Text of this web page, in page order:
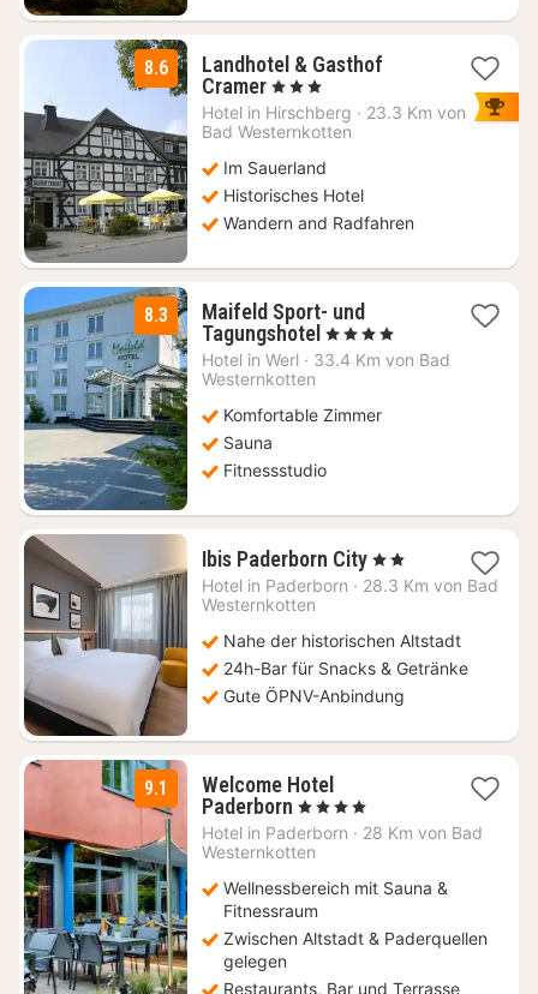
8.6
Landhotel & Gasthof
Cramer1
Nacht
ab
€
, 3 Sterne
Hotel in Hirschberg · 23.3 Km von
Bad Westernkotten
Im Sauerland
Historisches Hotel
Wandern and Radfahren
8.3
Maifeld Sport- und
Tagungshotel 1
Nacht
€
, 4 Sterne
Hotel in Werl · 33.4 Km von Bad
Westernkotten
Komfortable Zimmer
Sauna
Fitnessstudio
Ibis Paderborn City2
Nächte
€
, 2 Sterne
Hotel in Paderborn · 28.3 Km von Bad
Westernkotten
Nahe der historischen Altstadt
24h-Bar für Snacks & Getränke
Gute ÖPNV-Anbindung
9.1
Welcome Hotel
Paderborn 2
Nächte
ab
€
, 4 Sterne
Hotel in Paderborn · 28 Km von Bad
Westernkotten
Wellnessbereich mit Sauna &
Fitnessraum
Zwischen Altstadt & Paderquellen
gelegen
Restaurants, Bar und Terrasse